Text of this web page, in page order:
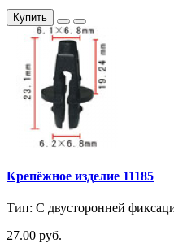
Купить
Крепёжное изделие 11185
Тип: С двусторонней
27.00 руб.